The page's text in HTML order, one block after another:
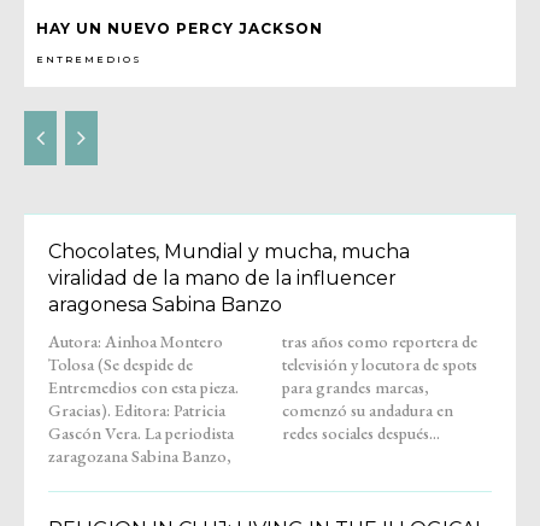
HAY UN NUEVO PERCY JACKSON
ENTREMEDIOS
Chocolates, Mundial y mucha, mucha
viralidad de la mano de la influencer
aragonesa Sabina Banzo
Autora: Ainhoa Montero
Tolosa (Se despide de
Entremedios con esta pieza.
Gracias). Editora: Patricia
Gascón Vera. La periodista
zaragozana Sabina Banzo,
tras años como reportera de
televisión y locutora de spots
para grandes marcas,
comenzó su andadura en
redes sociales después...